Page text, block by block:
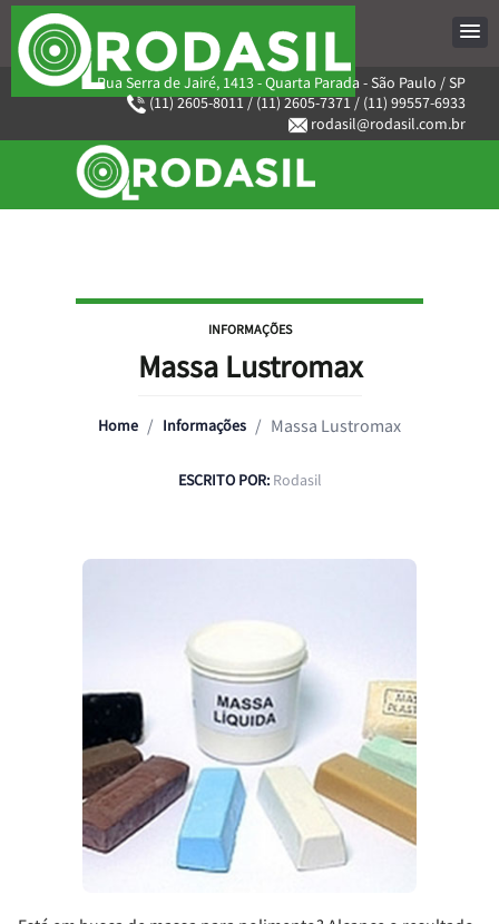
Rua Serra de Jairé, 1413 - Quarta Parada - São Paulo / SP
(11) 2605-8011/(11) 2605-7371/ (11) 99557-6933
rodasil@rodasil.com.br
INFORMAÇÕES
Massa Lustromax
Home / Informações / Massa Lustromax
ESCRITO POR: Rodasil